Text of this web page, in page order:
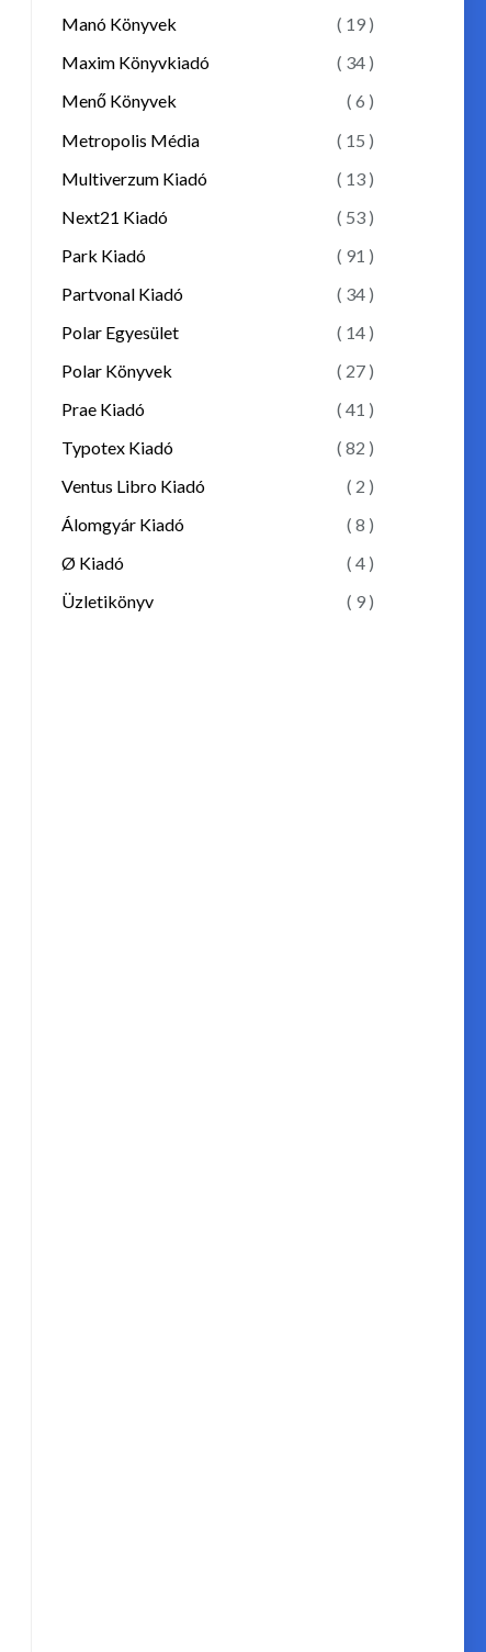
Manó Könyvek
( 19 )
Maxim Könyvkiadó
( 34 )
Menő Könyvek
( 6 )
Metropolis Média
( 15 )
Multiverzum Kiadó
( 13 )
Next21 Kiadó
( 53 )
Park Kiadó
( 91 )
Partvonal Kiadó
( 34 )
Polar Egyesület
( 14 )
Polar Könyvek
( 27 )
Prae Kiadó
( 41 )
Typotex Kiadó
( 82 )
Ventus Libro Kiadó
( 2 )
Álomgyár Kiadó
( 8 )
Ø Kiadó
( 4 )
Üzletikönyv
( 9 )